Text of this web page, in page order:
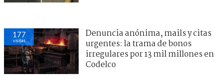
177
visitas
Denuncia anónima, mails y citas
urgentes: la trama de bonos
irregulares por 13 mil millones en
Codelco